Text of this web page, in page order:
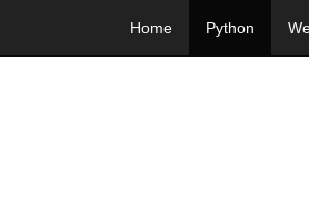
Home Python